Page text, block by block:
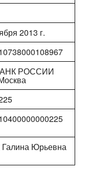
2013 г.
РОССИИ
Юрьевна